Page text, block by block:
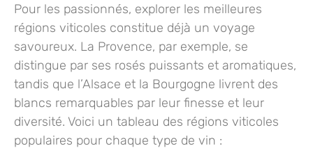
Pour les passionnés, explorer les meilleures
régions viticoles constitue déjà un voyage
savoureux. La Provence, par exemple, se
distingue par ses rosés puissants et aromatiques,
tandis que l’Alsace et la Bourgogne livrent des
blancs remarquables par leur finesse et leur
diversité. Voici un tableau des régions viticoles
populaires pour chaque type de vin :